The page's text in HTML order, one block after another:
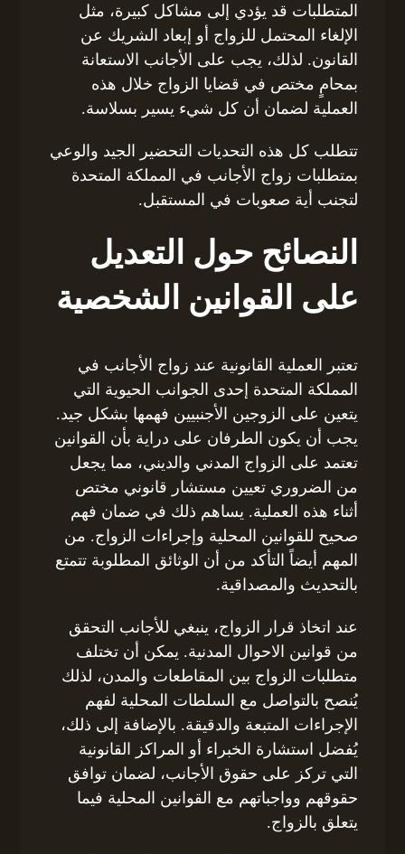
المتطلبات قد يؤدي إلى مشاكل كبيرة، مثل
الإلغاء المحتمل للزواج أو إبعاد الشريك عن
القانون. لذلك، يجب على الأجانب الاستعانة
بمحامٍ مختص في قضايا الزواج خلال هذه
العملية لضمان أن كل شيء يسير بسلاسة.
تتطلب كل هذه التحديات التحضير الجيد والوعي
بمتطلبات زواج الأجانب في المملكة المتحدة
لتجنب أية صعوبات في المستقبل.
النصائح حول التعديل
على القوانين الشخصية
تعتبر العملية القانونية عند زواج الأجانب في
المملكة المتحدة إحدى الجوانب الحيوية التي
يتعين على الزوجين الأجنبيين فهمها بشكل جيد.
يجب أن يكون الطرفان على دراية بأن القوانين
تعتمد على الزواج المدني والديني، مما يجعل
من الضروري تعيين مستشار قانوني مختص
أثناء هذه العملية. يساهم ذلك في ضمان فهم
صحيح للقوانين المحلية وإجراءات الزواج. من
المهم أيضاً التأكد من أن الوثائق المطلوبة تتمتع
بالتحديث والمصداقية.
عند اتخاذ قرار الزواج، ينبغي للأجانب التحقق
من قوانين الاحوال المدنية. يمكن أن تختلف
متطلبات الزواج بين المقاطعات والمدن، لذلك
يُنصح بالتواصل مع السلطات المحلية لفهم
الإجراءات المتبعة والدقيقة. بالإضافة إلى ذلك،
يُفضل استشارة الخبراء أو المراكز القانونية
التي تركز على حقوق الأجانب، لضمان توافق
حقوقهم وواجباتهم مع القوانين المحلية فيما
يتعلق بالزواج.